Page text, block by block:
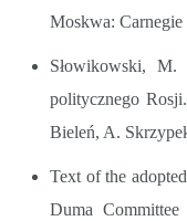
Moskwa:
Słowikowski, M.
politycznego
Bieleń, A.
Text of the
Duma